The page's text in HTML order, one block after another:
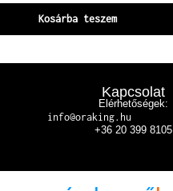
Kosárba teszem
Kapcsolat
Elérhetőségek:
info@oraking.hu
+36 20 399 8105